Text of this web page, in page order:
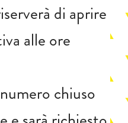
di aprire
alle ore
chiuso